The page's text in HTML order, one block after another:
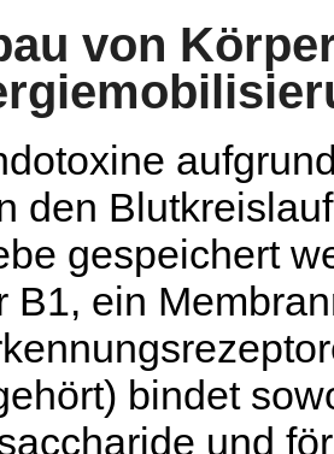
von
den
gespeichert
B1, ein
bindet
und